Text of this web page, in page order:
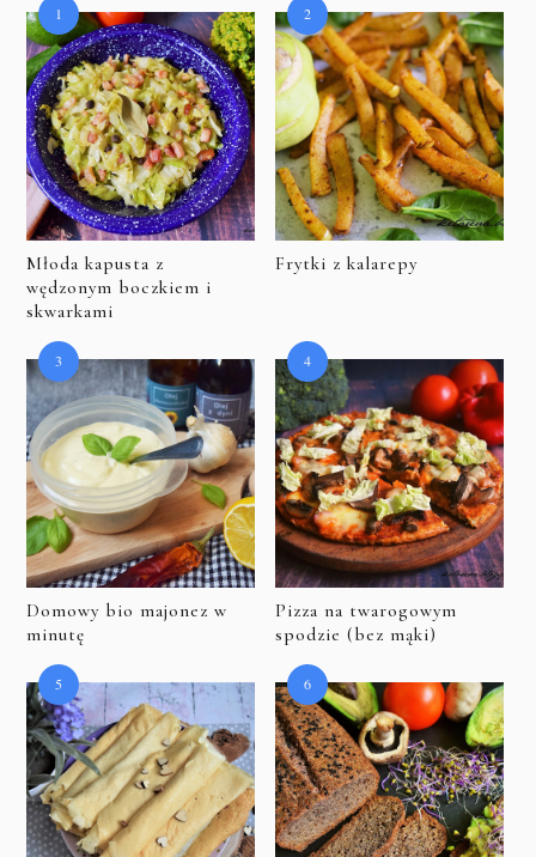
Młoda kapusta z
wędzonym boczkiem i
skwarkami
Frytki z kalarepy
Domowy bio majonez w
minutę
Pizza na twarogowym
spodzie (bez mąki)